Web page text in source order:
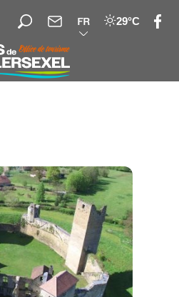
FR 29°C